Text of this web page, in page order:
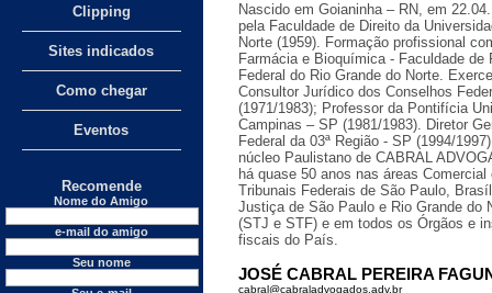
Clipping
Sites indicados
Como chegar
Eventos
Recomende
Nome do Amigo
e-mail do amigo
Seu nome
Nascido em Goianinha – RN, em
pela Faculdade de Direito da
Norte (1959). Formação profissional
Farmácia e Bioquímica - Faculdade de
Federal do Rio Grande do Norte.
Consultor Jurídico dos Conselhos
(1971/1983); Professor da Pontifícia
Campinas – SP (1981/1983). Diretor
Federal da 03ª Região - SP (1994/
núcleo Paulistano de CABRAL
há quase 50 anos nas áreas
Tribunais Federais de São Paulo,
Justiça de São Paulo e Rio Grande do
(STJ e STF) e em todos os Órgãos e
fiscais do País.
JOSÉ CABRAL PEREIRA
cabral@cabraladvogados.adv.br